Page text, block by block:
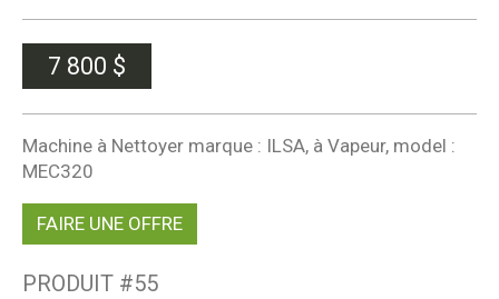
7 800 $
Machine à Nettoyer marque : ILSA, à Vapeur, model :
MEC320
FAIRE UNE OFFRE
PRODUIT #55